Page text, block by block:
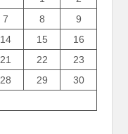
7 8
9
14 15
16
21 22
23
28 29
30